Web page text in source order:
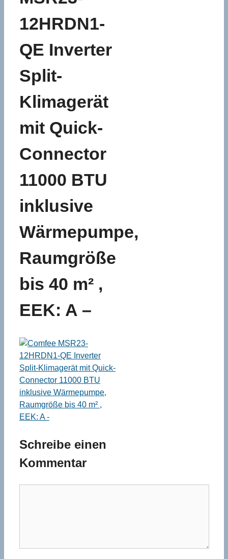
12HRDN1-
QE Inverter
Split-
Klimagerät
mit Quick-
Connector
11000 BTU
inklusive
Wärmepumpe,
Raumgröße
bis 40 m² ,
EEK: A –
Schreibe einen
Kommentar